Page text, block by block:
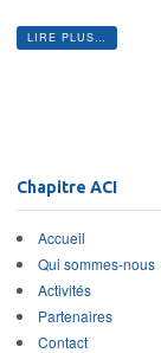
LIRE PLUS…
Chapitre ACI
Accueil
Qui sommes-nous
Activités
Partenaires
Contact